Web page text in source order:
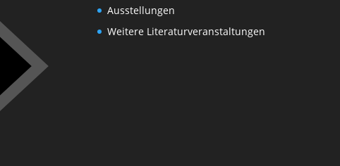
Ausstellungen
Weitere Literaturveranstaltungen